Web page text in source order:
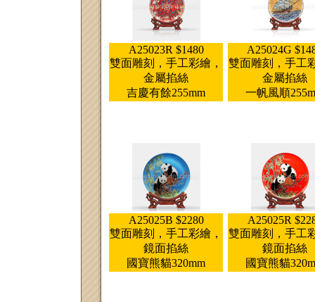
A25023R $1480
雙面雕刻，手工彩繪，
金屬掐絲
吉慶有餘255mm
A25024G
雙面雕刻，手工
金屬掐絲
一帆風順
A25025B $2280
雙面雕刻，手工彩繪，
鏡面掐絲
國寶熊貓320mm
A25025R
雙面雕刻，手工
鏡面掐絲
國寶熊貓